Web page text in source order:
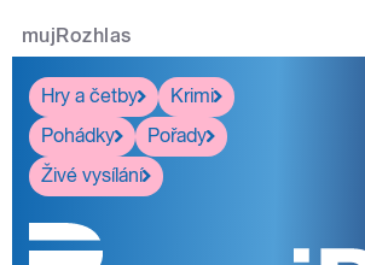
mujRozhlas
Hry a četby
Krimi
Pohádky
Pořady
Živé vysílání